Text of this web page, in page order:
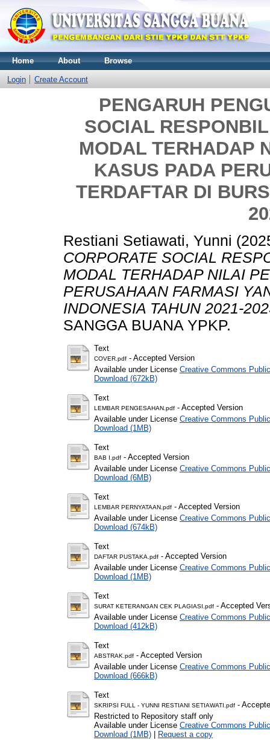
Home About Browse
Login Create Account
PENGARUH
SOCIAL
MODAL TERHADAP
KASUS PADA
TERDAFTAR DI
Restiani Setiawati, Yunni
CORPORATE SOCIAL
MODAL TERHADAP NILAI
PERUSAHAAN FARMASI
INDONESIA TAHUN 2021-
SANGGA BUANA YPKP.
Text
COVER.pdf - Accepted Version
Available under License Creative Commons
Download (672kB)
Text
LEMBAR PENGESAHAN.pdf - Accepted Version
Available under License Creative Commons
Download (1MB)
Text
BAB I.pdf - Accepted Version
Available under License Creative Commons
Download (6MB)
Text
LEMBAR PERNYATAAN.pdf - Accepted Version
Available under License Creative Commons
Download (674kB)
Text
DAFTAR PUSTAKA.pdf - Accepted Version
Available under License Creative Commons
Download (1MB)
Text
SURAT KETERANGAN CEK PLAGIASI.pdf - Accepted
Available under License Creative Commons
Download (412kB)
Text
ABSTRAK.pdf - Accepted Version
Available under License Creative Commons
Download (666kB)
Text
SKRIPSI FULL - YUNNI RESTIANI SETIAWATI.pdf -
Restricted to Repository staff only
Available under License Creative Commons
Download (1MB) | Request a copy